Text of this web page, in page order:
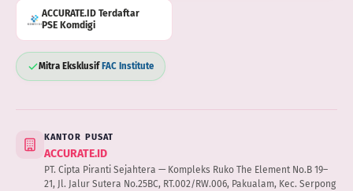
ACCURATE.ID Terdaftar
PSE Komdigi
Mitra Eksklusif FAC Institute
KANTOR PUSAT
ACCURATE.ID
PT. Cipta Piranti Sejahtera — Kompleks Ruko The Element No.B 19–
21, Jl. Jalur Sutera No.25BC, RT.002/RW.006, Pakualam, Kec. Serpong